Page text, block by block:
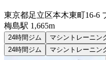
東京都足立区本木東町16-6
梅島駅 1,665m
24時間ジム
マシントレーニン
24時間ジム
マシントレーニン